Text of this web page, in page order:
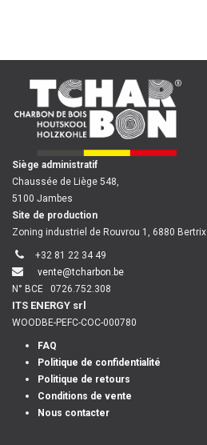
Siège administratif
Chaussée de Liège 548,
5100 Jambes
Site de production
Zoning industriel de Rouvrou 1, 6880 Bertrix
+32 81 22 34 49
vente@tcharbon.be
N° BCE
0726.752.308
ITS ENERGY srl
WOODBE-PEFC-COC-000780
FAQ
Politique de confidentialité
Politique de retours
Conditions de vente
Nous contacter